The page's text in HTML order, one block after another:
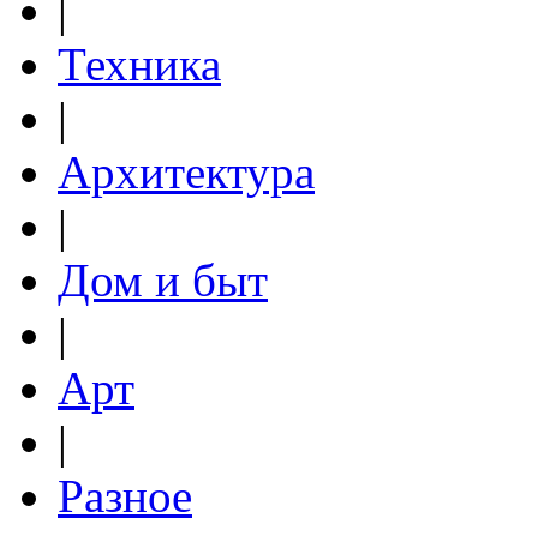
Техника
|
Архитектура
|
Дом и быт
|
Арт
|
Разное